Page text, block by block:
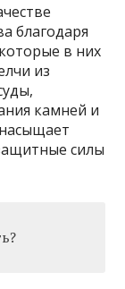
благодаря
в них
из
камней и
силы